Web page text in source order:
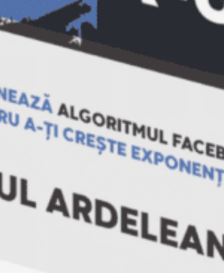
3. Iulia Bahovski
4. Remus Vilcu
5. Zoia Zarnescu
6. Radu Cristian
7. Anisoara Enache
11-12. Marius Calin (plus o persoana)
13. Liliana Cuzub
14. Dragos Teodorescu
15. Andrei M.
16. Elena Tanase
17-18. Gabriela Dospineanu (plus o
19-20. Cristina Ghiveciu (plus o persoana)
23. Stefan Panaitiu
24-25. Monica Musca (plus o persoana)
Va asteptam!
28/03/2013 Noutati